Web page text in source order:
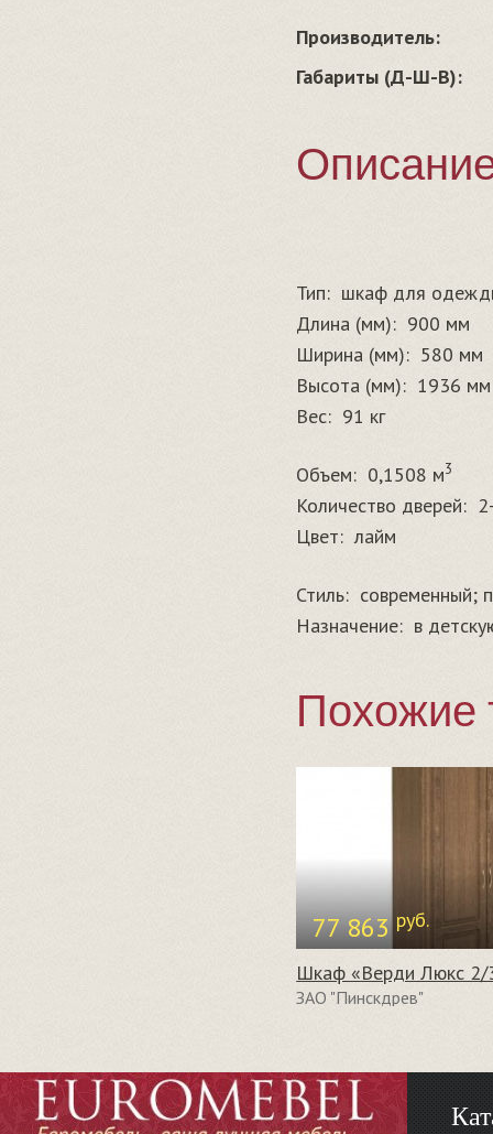
Производитель:
Габариты (Д-Ш-В):
Тип: шкаф для
Длина (мм): 900 мм
Ширина (мм): 580 мм
Высота (мм): 1936 мм
Вес: 91 кг
Объем: 0,1508 м3
Количество дверей:
Цвет: лайм
Стиль: современный;
Назначение: в
Похожие
77 863 руб.
ЗАО "Пинскдрев"